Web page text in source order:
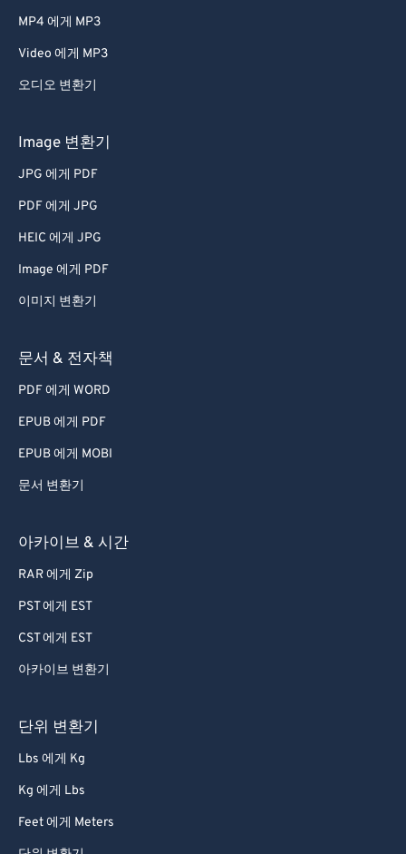
MP4 에게 MP3
Video 에게 MP3
오디오 변환기
Image 변환기
JPG 에게 PDF
PDF 에게 JPG
HEIC 에게 JPG
Image 에게 PDF
이미지 변환기
문서 & 전자책
PDF 에게 WORD
EPUB 에게 PDF
EPUB 에게 MOBI
문서 변환기
아카이브 & 시간
RAR 에게 Zip
PST 에게 EST
CST 에게 EST
아카이브 변환기
단위 변환기
Lbs 에게 Kg
Kg 에게 Lbs
Feet 에게 Meters